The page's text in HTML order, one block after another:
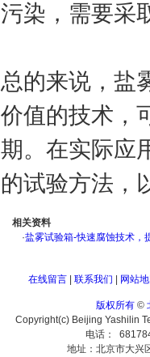
污染，需要采
总的来说，盐
价值的技术，
期。在实际应
的试验方法，
相关资料
·盐雾试验箱-快速腐蚀技术，
在线留言| 联系我们 网站
版权所有©
Copyright(c) Beijing Yashilin
电话：
地址：北京市大兴